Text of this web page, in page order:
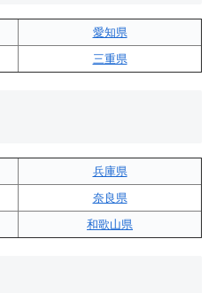
愛知県
三重県
兵庫県
奈良県
和歌山県